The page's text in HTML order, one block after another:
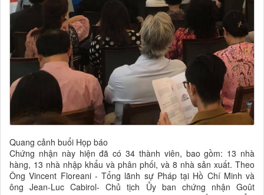
Quang cảnh buổi Họp báo
Chứng nhận này hiện đã có 34 thành viên, bao gồm: 13 nhà
hàng, 13 nhà nhập khẩu và phân phối, và 8 nhà sản xuất. Theo
Ông Vincent Floreani - Tổng lãnh sự Pháp tại Hồ Chí Minh và
ông Jean-Luc Cabirol- Chủ tịch Ủy ban chứng nhận Goût